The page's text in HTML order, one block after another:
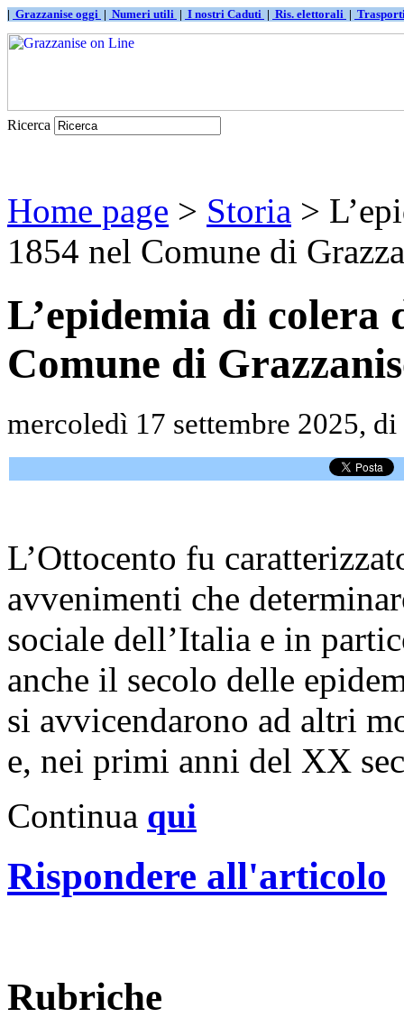
| Grazzanise oggi | Numeri utili | I nostri Caduti | Ris. elettorali |
Ricerca
Home page > Storia >
1854 nel Comune di
L’epidemia di colera
Comune di
mercoledì 17 settembre 2025, di
L’Ottocento fu
avvenimenti che
sociale dell’Italia e in
anche il secolo delle
si avvicendarono ad altri
e, nei primi anni del XX
Continua qui
Rispondere all'articolo
Rubriche